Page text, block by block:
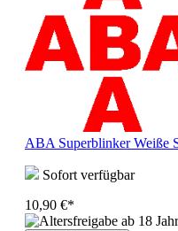
ABA Superblinker Weiße
Sofort verfügbar
10,90 €*